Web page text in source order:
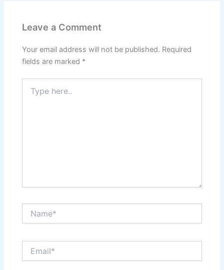
Leave a Comment
Your email address will not be published. Required
fields are marked *
here..